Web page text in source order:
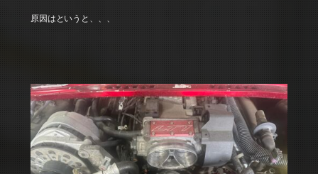
原因はというと、、、